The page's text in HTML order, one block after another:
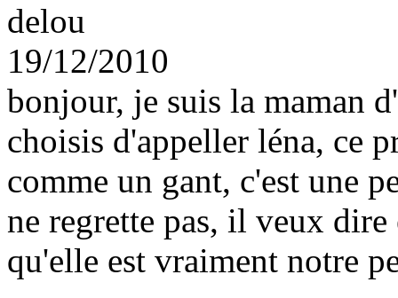
delou
19/12/2010
bonjour, je suis la maman
choisis d'appeller léna, ce
comme un gant, c'est une
ne regrette pas, il veux
qu'elle est vraiment notre